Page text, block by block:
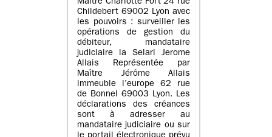
Maître Charlotte Fort 24 rue
Childebert 69002 Lyon avec
les pouvoirs : surveiller les
opérations de gestion du
débiteur, mandataire
judiciaire la Selarl Jerome
Allais Représentée par
Maître Jérôme Allais
immeuble l’europe 62 rue
de Bonnel 69003 Lyon. Les
déclarations des créances
sont à adresser au
mandataire judiciaire ou sur